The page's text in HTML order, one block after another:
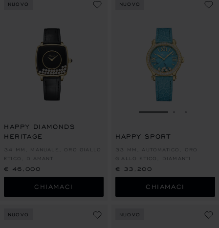
NUOVO
HAPPY DIAMONDS
HERITAGE
34 MM, MANUALE, ORO GIALLO
ETICO, DIAMANTI
€ 46,000
CHIAMACI
NUOVO
VAI ALLA SLIDE 1
HAPPY SPORT
33 MM, AUTOMATICO, ORO
GIALLO ETICO, DIAMANTI
€ 33,200
CHIAMACI
NUOVO NUOVO